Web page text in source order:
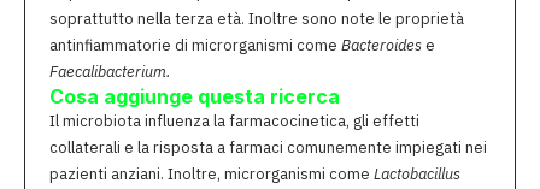
soprattutto nella terza età. Inoltre sono note le proprietà
antinfiammatorie di microrganismi come Bacteroidese
Faecalibacterium.
Cosa aggiunge questa ricerca
Il microbiota influenza la farmacocinetica, gli effetti
collaterali e la risposta a farmaci comunemente impiegati nei
pazienti anziani. Inoltre, microrganismi come Lactobacillus